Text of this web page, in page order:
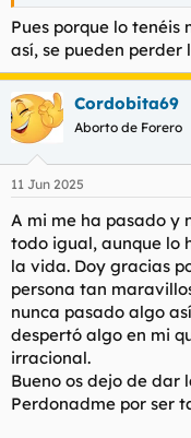
¿Amistad? A veces sí,
no pasar de ahí..
Pues porque lo tenéis
así, se pueden perder
Cordobita69
Aborto de Forero
11 Jun 2025
A mi me ha pasado y
todo igual, aunque lo
la vida. Doy gracias
persona tan
nunca pasado algo
despertó algo en mi
irracional.
Bueno os dejo de dar
Perdonadme por ser